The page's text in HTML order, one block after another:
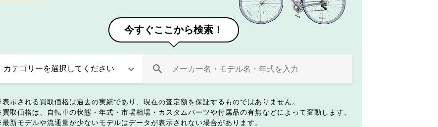
今すぐここから検索！
表示される買取価格は過去の実績であり、現在の査定額を保証するものではありません。
買取価格は、自転車の状態・年式・市場相場・カスタムパーツや付属品の有無などによって変動します。
最新モデルや流通量が少ないモデルはデータが表示されない場合があります。